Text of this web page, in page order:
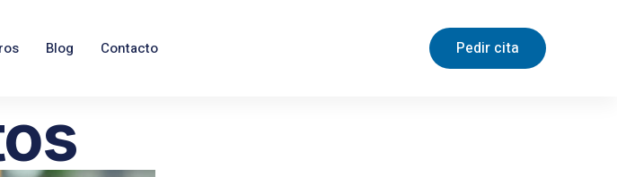
Blog Contacto Pedir cita